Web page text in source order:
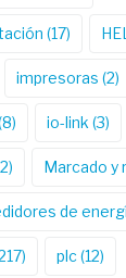
(17)
impresoras (2)
io-link (3)
Marcado y
de
plc(12)